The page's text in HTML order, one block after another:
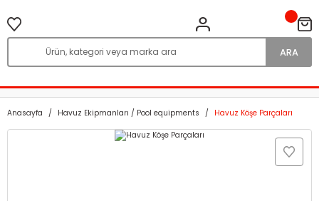
ARA
Anasayfa Havuz Ekipmanları / Pool equipments Havuz Köşe Parçaları